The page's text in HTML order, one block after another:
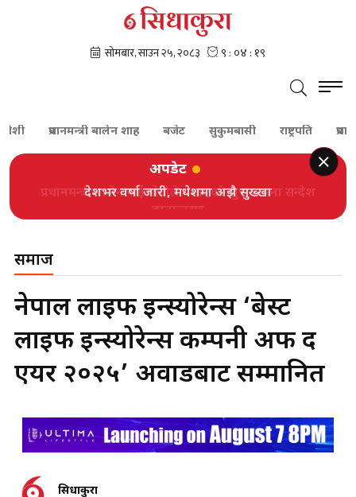
प्रधानमन्त्री बालेन शाह बजेट सुकुमबासी राष्ट्रपति प्रधानमन्त्री
अपडेट
देशभर वर्षा जारी, मधेशमा अझै सुख्खा
समाज
नेपाल लाइफ इन्स्योरेन्स ‘बेस्ट
लाइफ इन्स्योरेन्स कम्पनी अफ द
एयर २०२५’ अवार्डबाट सम्मानित
सिधाकुरा